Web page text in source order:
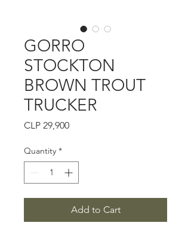
GORRO
STOCKTON
BROWN TROUT
TRUCKER
CLP 29,900Price
Quantity *
Add to Cart